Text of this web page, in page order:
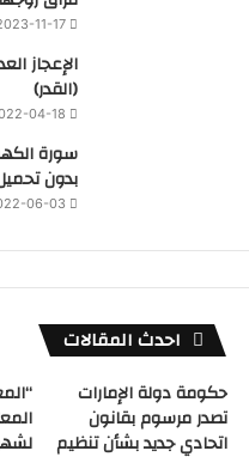
11-17
‏الإعجاز
(القدر)
04-18
سورة
بدون
06-03
احدث المقالات
حكومة دولة الإمارات
تصدر مرسوم بقانون
اتحادي جديد بشأن تنظيم